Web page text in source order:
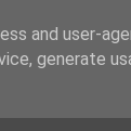
and user-
generate